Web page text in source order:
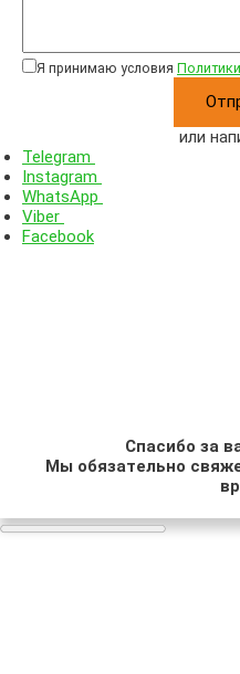
Я принимаю условия
или
Telegram
Instagram
WhatsApp
Viber
Facebook
Спасибо за
Мы обязательно